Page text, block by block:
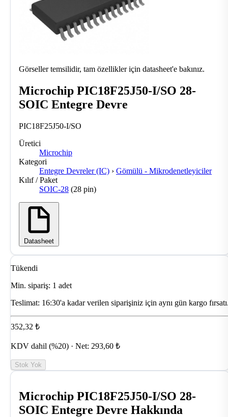
Görseller temsilidir, tam özellikler için datasheet'e bakınız.
Microchip PIC18F25J50-I/SO 28-
SOIC Entegre Devre
PIC18F25J50-I/SO
Üretici
Microchip
Kategori
Entegre Devreler (IC) › Gömülü - Mikrodenetleyiciler
Kılıf / Paket
SOIC-28 (28 pin)
Datasheet
Tükendi
Min. sipariş: 1 adet
Teslimat: 16:30'a kadar verilen siparişiniz için aynı gün kargo
352,32 ₺
KDV dahil (%20) · Net: 293,60 ₺
Stok Yok
Microchip PIC18F25J50-I/SO 28-
SOIC Entegre Devre Hakkında